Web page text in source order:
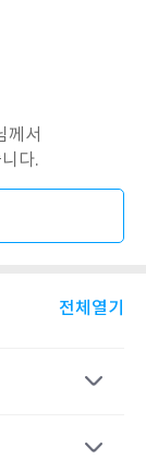
께서
다.
전체열기